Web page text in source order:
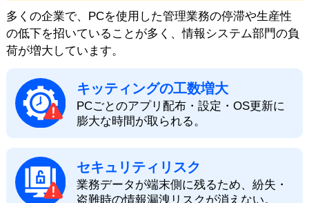
多くの企業で、PCを使用した管理業務の停滞や生産性
の低下を招いていることが多く、情報システム部門の負
荷が増大しています。
キッティングの工数増大
PCごとのアプリ配布・設定・OS更新に
膨大な時間が取られる。
セキュリティリスク
業務データが端末側に残るため、紛失・
盗難時の情報漏洩リスクが消えない。